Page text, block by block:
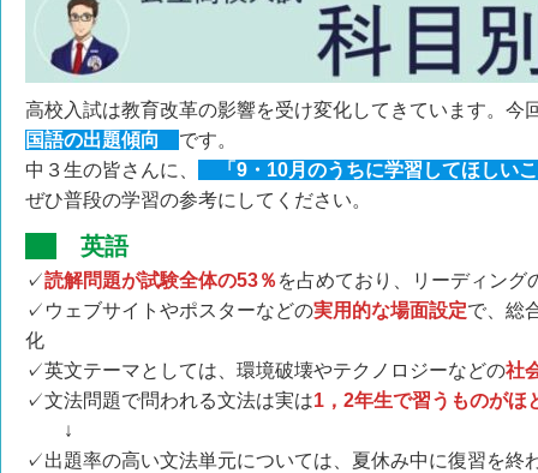
高校入試は教育改革の影響を受け変化してきています。今
国語の出題傾向
です。
中３生の皆さんに、
「9・10月のうちに学習してほしい
ぜひ普段の学習の参考にしてください。
英語
✓読解問題が試験全体の53％ を占めており、リーディング
✓ウェブサイトやポスターなどの実用的な場面設定で、総
化
✓英文テーマとしては、環境破壊やテクノロジーなどの社
✓文法問題で問われる文法は実は1，2年生で習うものがほ
↓
✓出題率の高い文法単元については、夏休み中に復習を終